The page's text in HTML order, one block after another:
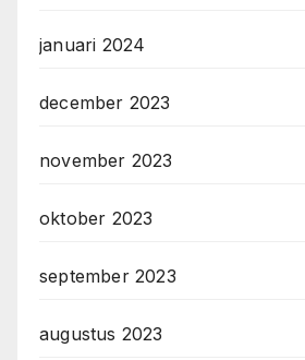
januari 2024
december 2023
november 2023
oktober 2023
september 2023
augustus 2023